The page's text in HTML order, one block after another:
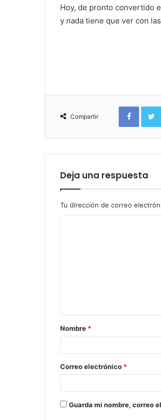
Hoy, de pronto convertido
y nada tiene que ver con
Compartir
Deja una respuesta
Tu dirección de correo
Nombre *
Correo electrónico *
Guarda mi nombre, correo